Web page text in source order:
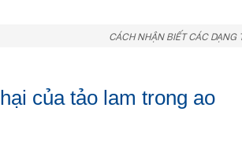
CÁCH NHẬN BIẾT CÁC DẠNG
của tảo lam trong ao